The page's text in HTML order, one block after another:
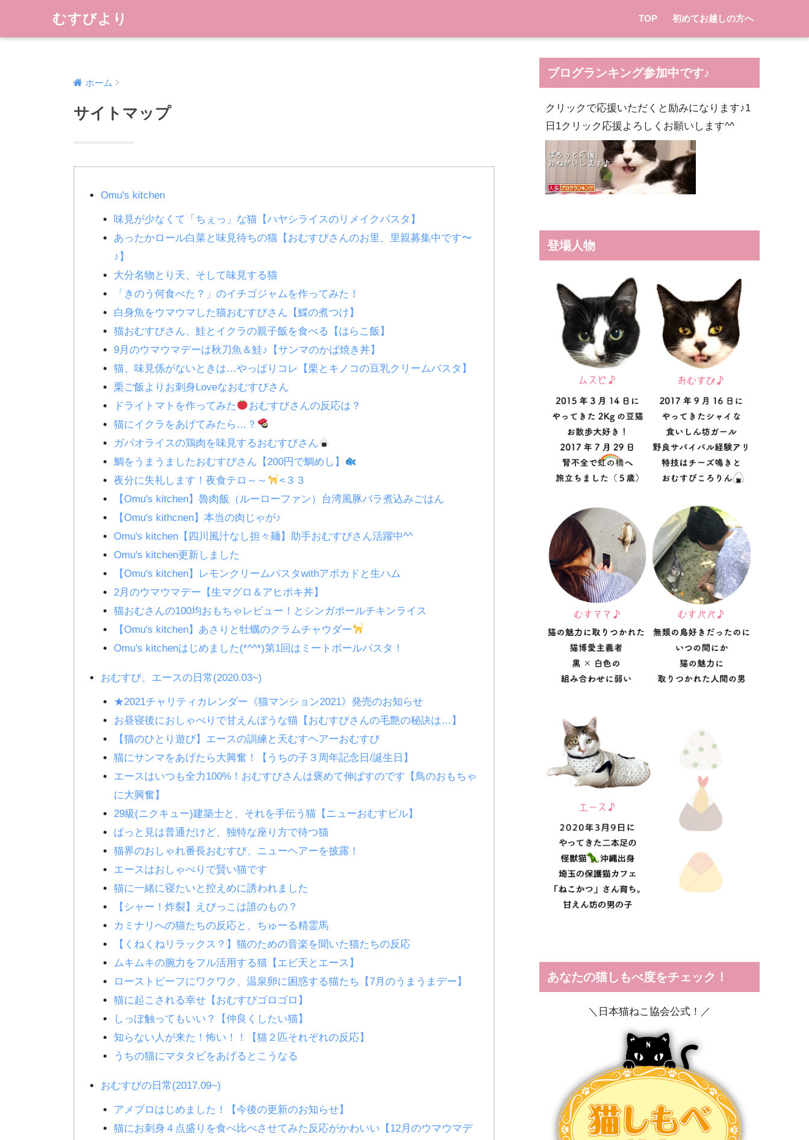
むすびより TOP 初めてお越しの方へ
ホーム
サイトマップ
Omu's kitchen
味見が少なくて「ちぇっ」な猫【ハヤシライスのリメイクパスタ】
あったかロール白菜と味見待ちの猫【おむすびさんのお里、里親募集中です〜
♪】
大分名物とり天、そして味見する猫
「きのう何食べた？」のイチゴジャムを作ってみた！
白身魚をウマウマした猫おむすびさん【鰈の煮つけ】
猫おむすびさん、鮭とイクラの親子飯を食べる【はらこ飯】
9月のウマウマデーは秋刀魚＆鮭♪【サンマのかば焼き丼】
猫、味見係がないときは…やっぱりコレ【栗とキノコの豆乳クリームパスタ】
栗ご飯よりお刺身Loveなおむすびさん
ドライトマトを作ってみた
おむすびさんの反応は？
猫にイクラをあげてみたら…？
ガパオライスの鶏肉を味見するおむすびさん
鯛をうまうましたおむすびさん【200円で鯛めし】
夜分に失礼します！夜食テロ～～
<３３
【Omu's kitchen】魯肉飯（ルーローファン）台湾風豚バラ煮込みごはん
【Omu's kithcnen】本当の肉じゃが♪
Omu's kitchen【四川風汁なし担々麺】助手おむすびさん活躍中^^
Omu's kitchen更新しました
【Omu's kitchen】レモンクリームパスタwithアボカドと生ハム
2月のウマウマデー【生マグロ＆アヒポキ丼】
猫おむさんの100均おもちゃレビュー！とシンガポールチキンライス
【Omu's kitchen】あさりと牡蠣のクラムチャウダー
Omu's kitchenはじめました(*^^*)第1回はミートボールパスタ！
おむすび、エースの日常(2020.03~)
★2021チャリティカレンダー《猫マンション2021》発売のお知らせ
お昼寝後におしゃべりで甘えんぼうな猫【おむすびさんの毛艶の秘訣は…】
【猫のひとり遊び】エースの訓練と天むすヘアーおむすび
猫にサンマをあげたら大興奮！【うちの子３周年記念日/誕生日】
エースはいつも全力100%！おむすびさんは褒めて伸ばすのです【鳥のおもちゃ
に大興奮】
29級(ニクキュー)建築士と、それを手伝う猫【ニューおむすビル】
ぱっと見は普通だけど、独特な座り方で待つ猫
猫界のおしゃれ番長おむすび、ニューヘアーを披露！
エースはおしゃべりで賢い猫です
猫に一緒に寝たいと控えめに誘われました
【シャー！炸裂】えびっこは誰のもの？
カミナリへの猫たちの反応と、ちゅーる精霊馬
【くねくねリラックス？】猫のための音楽を聞いた猫たちの反応
ムキムキの腕力をフル活用する猫【エビ天とエース】
ローストビーフにワクワク、温泉卵に困惑する猫たち【7月のうまうまデー】
猫に起こされる幸せ【おむすびゴロゴロ】
しっぽ触ってもいい？【仲良くしたい猫】
知らない人が来た！怖い！！【猫２匹それぞれの反応】
うちの猫にマタタビをあげるとこうなる
おむすびの日常(2017.09~)
アメブロはじめました！【今後の更新のお知らせ】
猫にお刺身４点盛りを食べ比べさせてみた反応がかわいい【12月のウマウマデ
ブログランキング参加中です♪
クリックで応援いただくと励みになります♪1
日1クリック応援よろしくお願いします^^
登場人物
あなたの猫しもべ度をチェック！
＼日本猫ねこ協会公式！／